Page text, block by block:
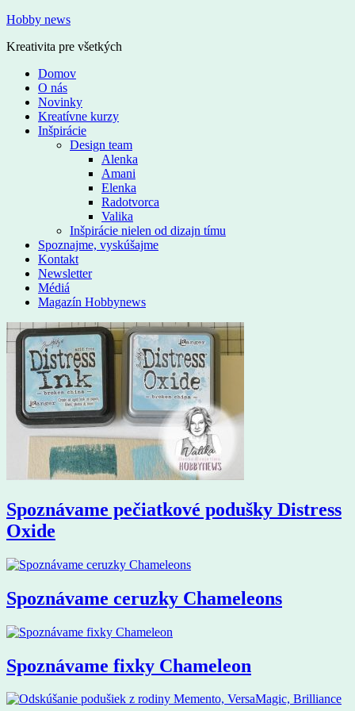
Hobby news
Kreativita pre všetkých
Domov
O nás
Novinky
Kreatívne kurzy
Inšpirácie
Design team
Alenka
Amani
Elenka
Radotvorca
Valika
Inšpirácie nielen od dizajn tímu
Spoznajme, vyskúšajme
Kontakt
Newsletter
Médiá
Magazín Hobbynews
Spoznávame pečiatkové podušky Distress
Oxide
Spoznávame ceruzky Chameleons
Spoznávame fixky Chameleon